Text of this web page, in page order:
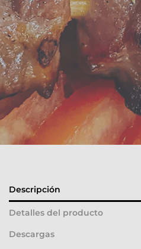
Descripción
Detalles del producto
Descargas